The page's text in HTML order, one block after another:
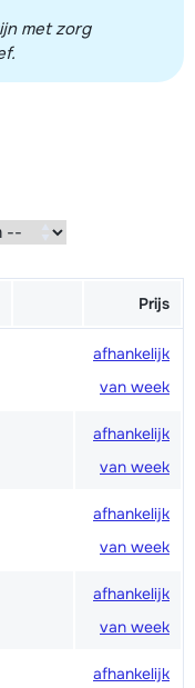
met zorg
Prijs
afhankelijk
van week
afhankelijk
van week
afhankelijk
van week
afhankelijk
van week
afhankelijk